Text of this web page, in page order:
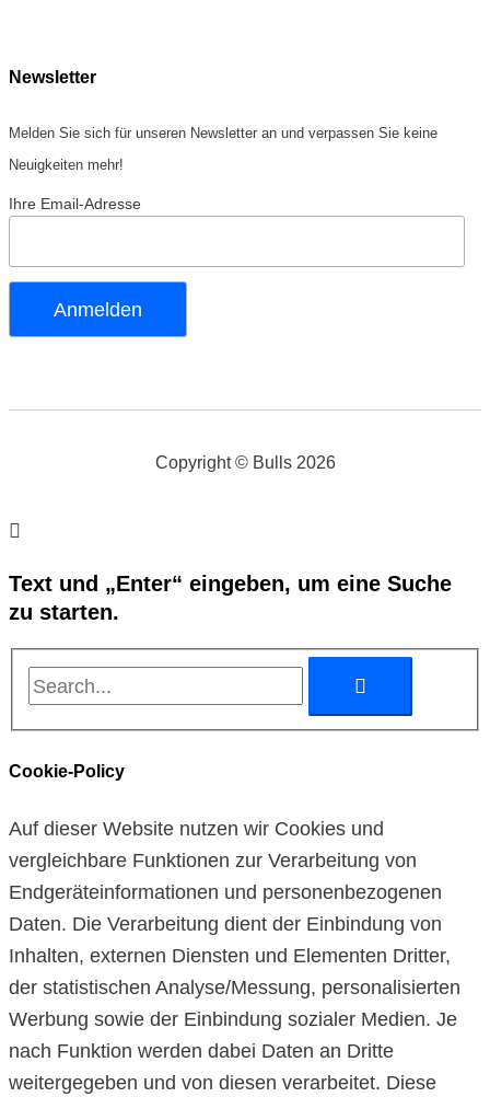
Newsletter
Melden Sie sich für unseren Newsletter an und verpassen Sie keine
Neuigkeiten mehr!
Ihre Email-Adresse
Copyright © Bulls 2026
Text und „Enter“ eingeben, um eine Suche
zu starten.
Cookie-Policy
Auf dieser Website nutzen wir Cookies und
vergleichbare Funktionen zur Verarbeitung von
Endgeräteinformationen und personenbezogenen
Daten. Die Verarbeitung dient der Einbindung von
Inhalten, externen Diensten und Elementen Dritter,
der statistischen Analyse/Messung, personalisierten
Werbung sowie der Einbindung sozialer Medien. Je
nach Funktion werden dabei Daten an Dritte
weitergegeben und von diesen verarbeitet. Diese